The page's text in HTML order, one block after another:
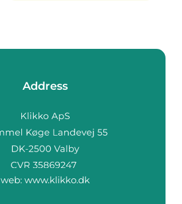
Address
web: www.klikko.dk